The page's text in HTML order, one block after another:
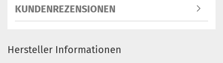
KUNDENREZENSIONEN
Hersteller Informationen